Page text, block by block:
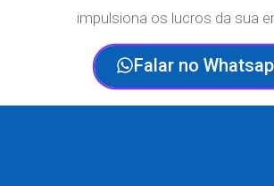
impulsiona os lucros da sua
Falar no